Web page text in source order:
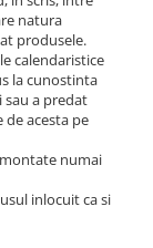
natura
produsele.
calendaristice
la cunostinta
a predat
acesta pe
numai
inlocuit ca si